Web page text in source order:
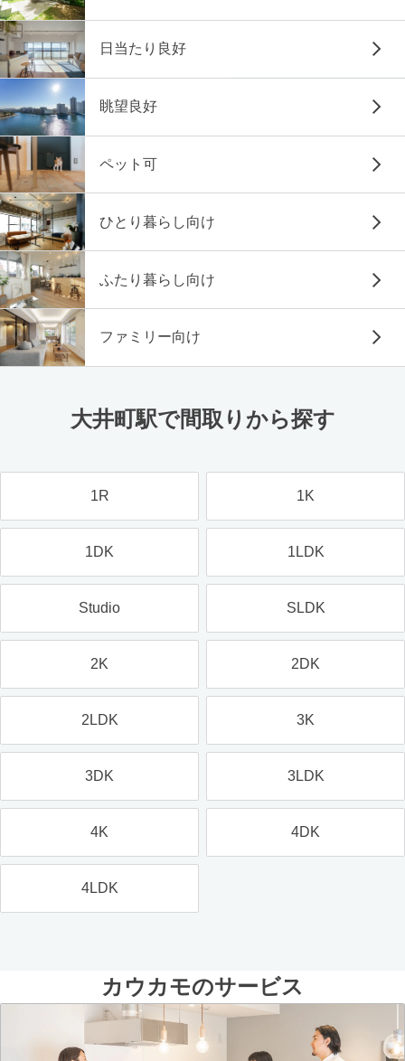
日当たり良好
眺望良好
ペット可
ひとり暮らし向け
ふたり暮らし向け
ファミリー向け
大井町駅で間取りから探す
1R 1K
1DK 1LDK
Studio SLDK
2K 2DK
2LDK 3K
3DK 3LDK
4K 4DK
4LDK
カウカモのサービス